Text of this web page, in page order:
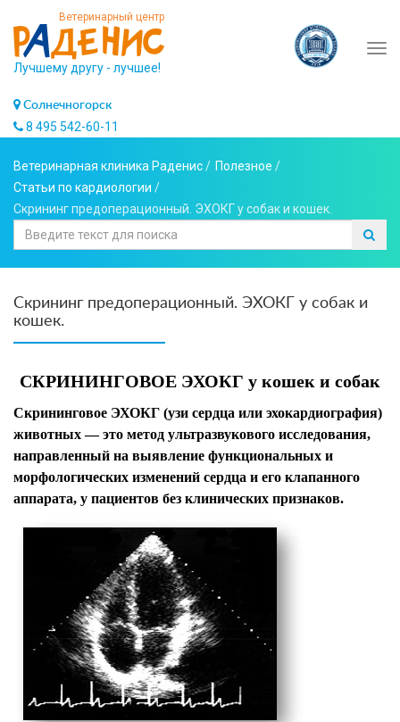
Ветеринарный центр
Лучшему другу - лучшее!
Солнечногорск
8 495 542-60-11
Ветеринарная клиника Раденис/ Полезное /
Статьи по кардиологии /
Скрининг предоперационный. ЭХОКГ у собак и кошек.
Скрининг предоперационный. ЭХОКГ у собак и
кошек.
СКРИНИНГОВОЕ ЭХОКГ у кошек и собак
Скрининговое ЭХОКГ (узи сердца или эхокардиография)
животных — это метод ультразвукового исследования,
направленный на выявление функциональных и
морфологических изменений сердца и его клапанного
аппарата, у пациентов без клинических признаков.